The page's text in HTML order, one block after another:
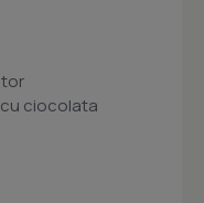
ciocolata